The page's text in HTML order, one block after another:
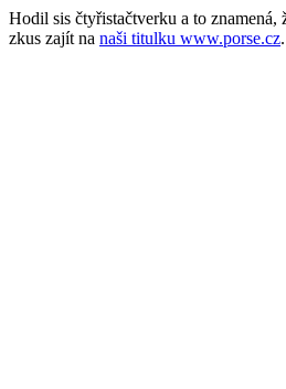
Hodil sis čtyřistačtverku a to znamená,
zkus zajít na naši titulku www.porse.cz.